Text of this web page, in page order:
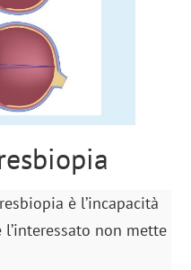
è l’incapacità
non mette